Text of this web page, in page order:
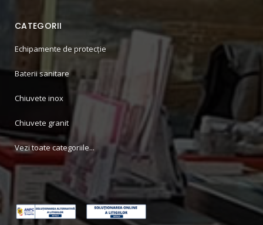
CATEGORII
Echipamente de protecție
Baterii sanitare
Chiuvete inox
Chiuvete granit
Vezi toate categoriile...